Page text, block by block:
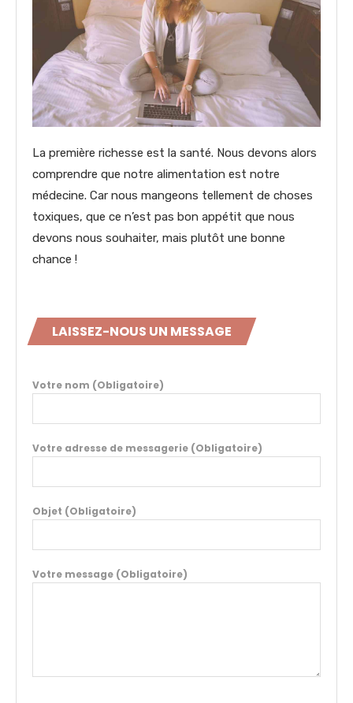
La première richesse est la santé. Nous devons alors
comprendre que notre alimentation est notre
médecine. Car nous mangeons tellement de choses
toxiques, que ce n’est pas bon appétit que nous
devons nous souhaiter, mais plutôt une bonne
chance !
LAISSEZ-NOUS UN MESSAGE
Votre nom (Obligatoire)
Votre adresse de messagerie (Obligatoire)
Objet (Obligatoire)
Votre message (Obligatoire)